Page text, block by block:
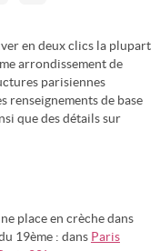
en deux clics la plupart
arrondissement de
parisiennes
renseignements de base
que des détails sur
place en crèche dans
19ème : dans Paris